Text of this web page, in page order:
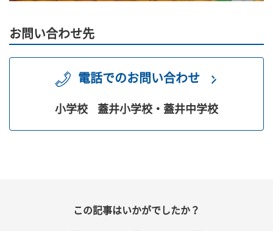
お問い合わせ先
電話でのお問い合わせ
小学校 蓋井小学校・蓋井中学校
この記事はいかがでしたか？